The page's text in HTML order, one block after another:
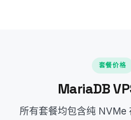
套餐价格
MariaDB
所有套餐均包含纯 NVMe